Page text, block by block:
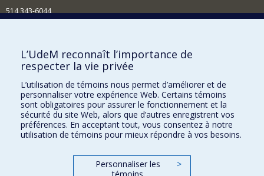
514 343-6044
Comment soutenir l'École?
BESOIN D'AIDE?
Plan du site
Signaler une erreur
Accessibilité
FACULTÉ DES ARTS ET DES SCIENCES
Nos départements et écoles
L’UdeM reconnaît l’importance de
respecter la vie privée
L’utilisation de témoins nous permet d’améliorer et de
personnaliser votre expérience Web. Certains témoins
sont obligatoires pour assurer le fonctionnement et la
sécurité du site Web, alors que d’autres enregistrent vos
préférences. En acceptant tout, vous consentez à notre
utilisation de témoins pour mieux répondre à vos besoins.
Personnaliser les
>